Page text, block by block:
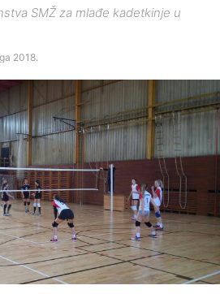
SMŽ za mlađe kadetkinje u
2018.